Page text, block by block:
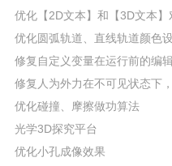
优化【2D文本】和【3D文本】
优化圆弧轨道、直线轨道颜色
修复自定义变量在运行前的编
修复人为外力在不可见状态下
优化碰撞、摩擦做功算法
光学3D探究平台
优化小孔成像效果